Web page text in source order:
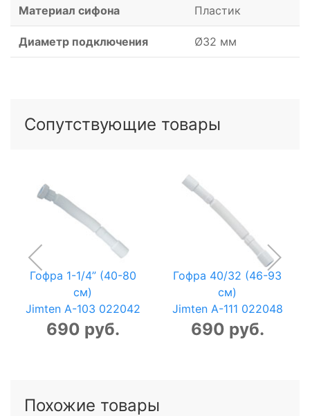
Материал сифона Пластик
Диаметр подключения Ø32 мм
Сопутствующие товары
Гофра 1-1/4” (40-80
см)
Jimten A-103 022042
690 руб.
Гофра 40/32 (46-93
см)
Jimten A-111 022048
690 руб.
Похожие товары